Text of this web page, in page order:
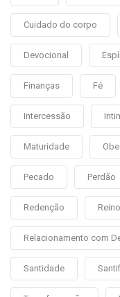
Cuidado do corpo
Devocional
Finanças Fé
Intercessão
Maturidade
Pecado Perdão
Redenção
Relacionamento com
Santidade